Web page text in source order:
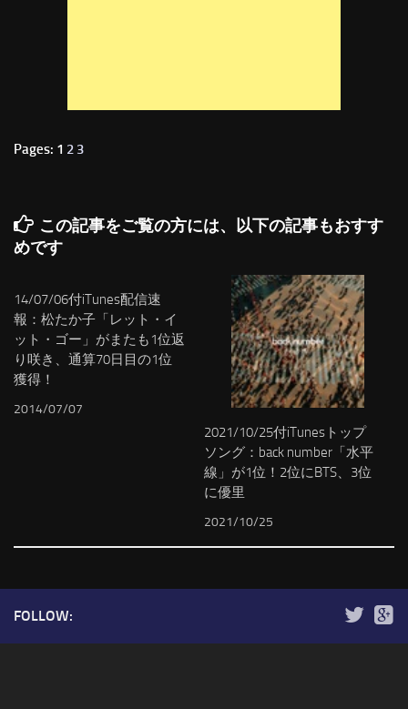
Pages: 1 2 3
この記事をご覧の方には、以下の記事もおすす
めです
14/07/06付iTunes配信速
報：松たか子「レット・イ
ット・ゴー」がまたも1位返
り咲き、通算70日目の1位
獲得！
2014/07/07
2021/10/25付iTunesトップ
ソング：back number「水平
線」が1位！2位にBTS、3位
に優里
2021/10/25
FOLLOW: